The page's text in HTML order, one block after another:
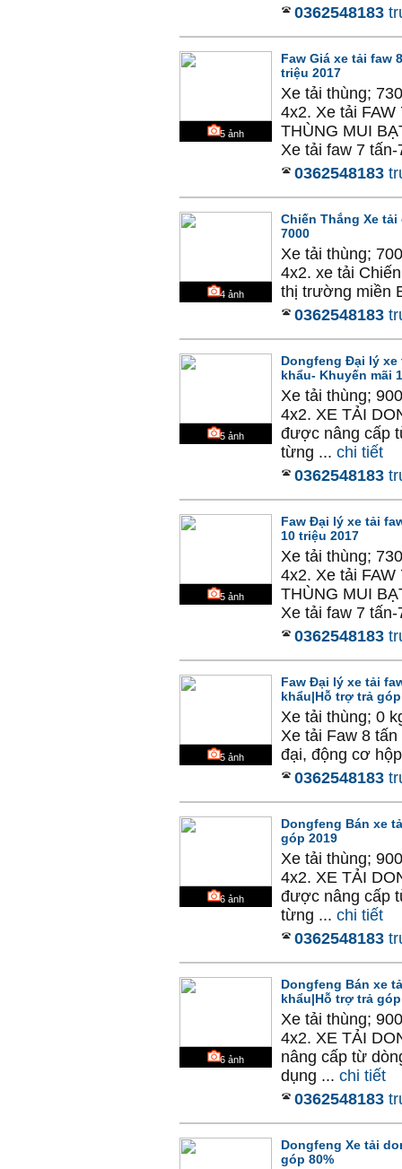
0362548183
5 ảnh
Faw Giá xe tải faw
triệu 2017
Xe tải thùng;
4x2. Xe tải
THÙNG MUI
Xe tải faw 7 tấn-
0362548183
4 ảnh
Chiến Thắng Xe
7000
Xe tải thùng;
4x2. xe tải
thị trường miền
0362548183
5 ảnh
Dongfeng Đại lý
khẩu- Khuyến mãi
Xe tải thùng;
4x2. XE TẢI
được nâng cấp
từng ... chi tiết
0362548183
5 ảnh
Faw Đại lý xe tải
10 triệu 2017
Xe tải thùng;
4x2. Xe tải
THÙNG MUI
Xe tải faw 7 tấn-
0362548183
5 ảnh
Faw Đại lý xe tải
khẩu|Hỗ trợ trả góp
Xe tải thùng; 0
Xe tải Faw 8
đại, động cơ
0362548183
6 ảnh
Dongfeng Bán xe
góp 2019
Xe tải thùng;
4x2. XE TẢI
được nâng cấp
từng ... chi tiết
0362548183
6 ảnh
Dongfeng Bán xe
khẩu|Hỗ trợ trả góp
Xe tải thùng;
4x2. XE TẢI
nâng cấp từ
dụng ... chi tiết
0362548183
Dongfeng Xe tải
góp 80%